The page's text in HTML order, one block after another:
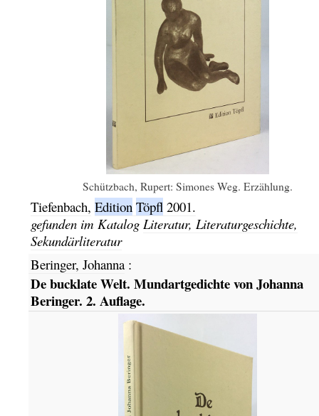
Schützbach, Rupert: Simones Weg. Erzählung.
Tiefenbach, Edition Töpfl 2001.
gefunden im Katalog Literatur, Literaturgeschichte,
Sekundärliteratur
Beringer, Johanna:
De bucklate Welt. Mundartgedichte von Johanna
Beringer. 2. Auflage.